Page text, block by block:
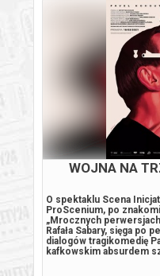
jak
bilet
WOJNA NA
O spektaklu Scena
ProScenium, po
„Mrocznych
Rafała Sabary, sięga po
dialogów tragikomedię
kafkowskim absurdem
czeskim humorem oraz
co czyni ją zarówno